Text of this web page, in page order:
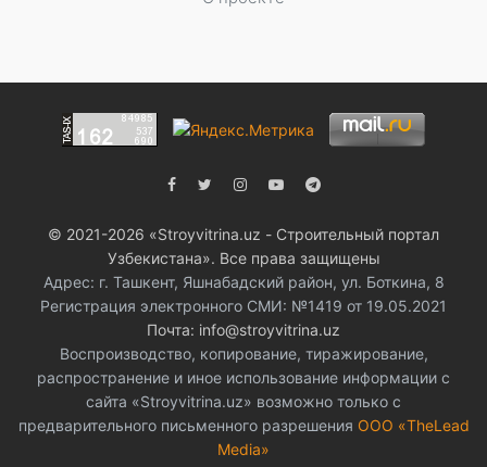
© 2021-2026 «Stroyvitrina.uz - Строительный портал
Узбекистана». Все права защищены
Адрес: г. Ташкент, Яшнабадский район, ул. Боткина, 8
Регистрация электронного СМИ: №1419 от 19.05.2021
Почта: info@stroyvitrina.uz
Воспроизводство, копирование, тиражирование,
распространение и иное использование информации с
сайта «Stroyvitrina.uz» возможно только с
предварительного письменного разрешения ООО «TheLead
Media»